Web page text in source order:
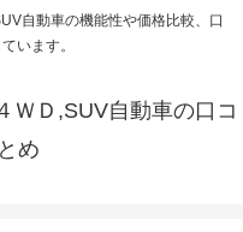
自動車の機能性や価格比較、口
います。
ＷＤ,SUV自動車の口コ
め